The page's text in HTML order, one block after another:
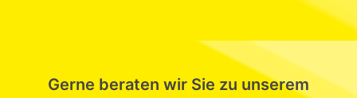
Gerne beraten wir Sie zu unserem